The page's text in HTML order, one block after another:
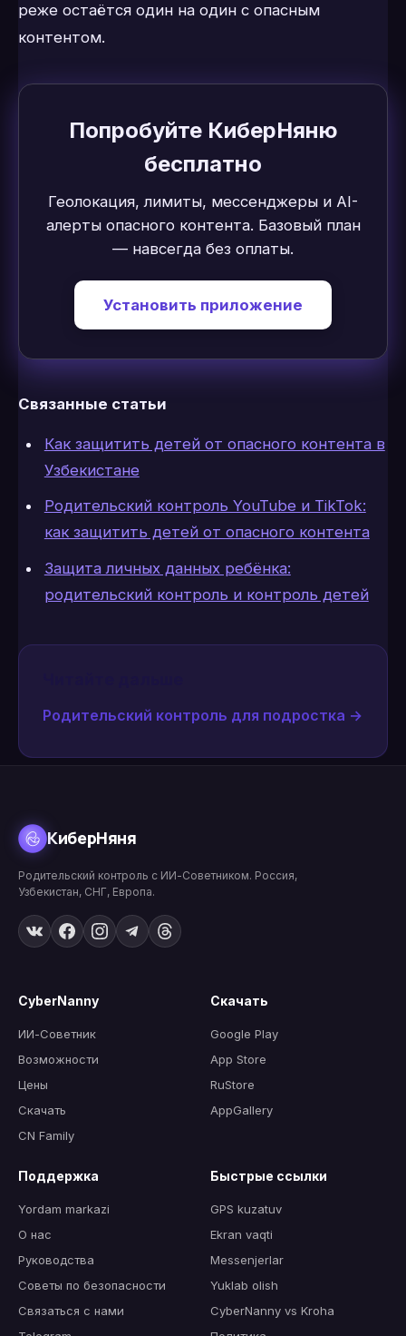
реже остаётся один на один с опасным
контентом.
Попробуйте КиберНяню
бесплатно
Геолокация, лимиты, мессенджеры и AI-
алерты опасного контента. Базовый план
— навсегда без оплаты.
Установить приложение
Связанные статьи
Как защитить детей от опасного контента в
Узбекистане
Родительский контроль YouTube и TikTok:
как защитить детей от опасного контента
Защита личных данных ребёнка:
родительский контроль и контроль детей
Родительский контроль для подростка →
КиберНяня
Родительский контроль с ИИ-Советником. Россия,
Узбекистан, СНГ, Европа.
CyberNanny
ИИ-Советник
Возможности
Цены
Скачать
CN Family
Скачать
Google Play
App Store
RuStore
AppGallery
Поддержка
Yordam markazi
О нас
Руководства
Советы по безопасности
Связаться с нами
Быстрые ссылки
GPS kuzatuv
Ekran vaqti
Messenjerlar
Yuklab olish
CyberNanny vs Kroha